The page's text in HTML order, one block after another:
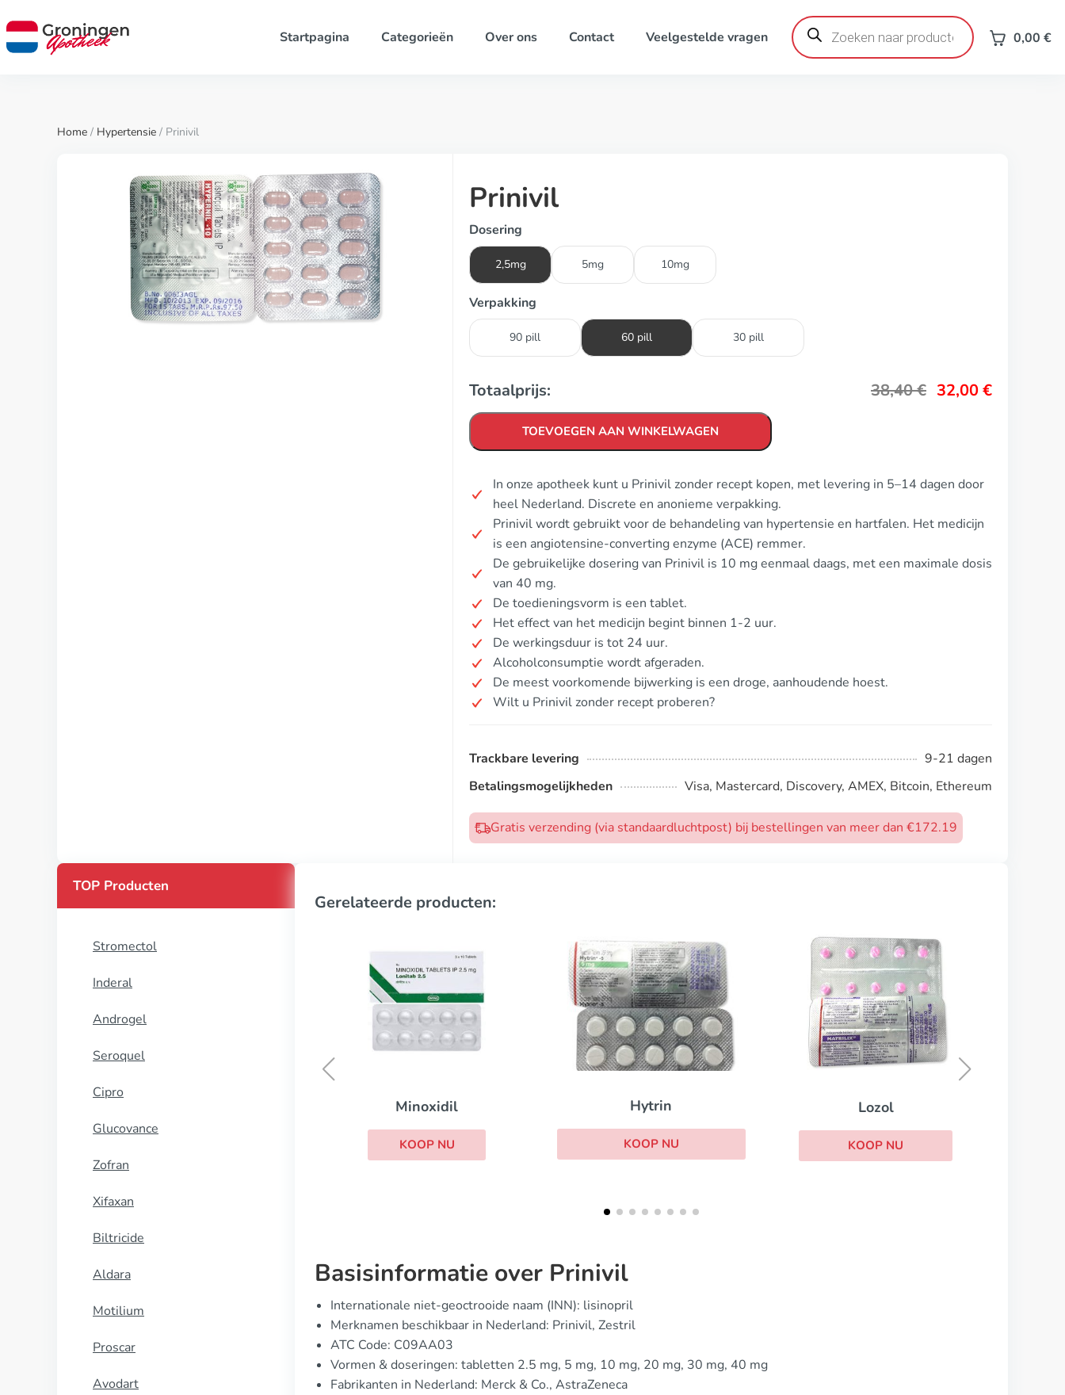
Startpagina Categorieën Over ons Contact Veelgestelde vragen
Producten
zoeken 0,00 €
Home / Hypertensie / Prinivil
Prinivil
Dosering
2,5mg 5mg 10mg
Verpakking
90 pill 60 pill 30 pill
Totaalprijs: 38,40€ 32,00€
TOEVOEGEN AAN WINKELWAGEN
In onze apotheek kunt u Prinivil zonder recept kopen, met levering in 5–14 dagen door
heel Nederland. Discrete en anonieme verpakking.
Prinivil wordt gebruikt voor de behandeling van hypertensie en hartfalen. Het medicijn
is een angiotensine-converting enzyme (ACE) remmer.
De gebruikelijke dosering van Prinivil is 10 mg eenmaal daags, met een maximale dosis
van 40 mg.
De toedieningsvorm is een tablet.
Het effect van het medicijn begint binnen 1-2 uur.
De werkingsduur is tot 24 uur.
Alcoholconsumptie wordt afgeraden.
De meest voorkomende bijwerking is een droge, aanhoudende hoest.
Wilt u Prinivil zonder recept proberen?
Trackbare levering
9-21 dagen
Betalingsmogelijkheden
Visa, Mastercard, Discovery, AMEX, Bitcoin, Ethereum
Gratis verzending (via standaardluchtpost) bij bestellingen van meer dan €172.19
TOP Producten
Stromectol
Inderal
Androgel
Seroquel
Cipro
Glucovance
Zofran
Xifaxan
Biltricide
Aldara
Motilium
Proscar
Avodart
Gerelateerde producten:
Hytrin
KOOP NU
Lozol
KOOP NU
Renitec
Basisinformatie over Prinivil
Internationale niet-geoctrooide naam (INN): lisinopril
Merknamen beschikbaar in Nederland: Prinivil, Zestril
ATC Code: C09AA03
Vormen & doseringen: tabletten 2.5 mg, 5 mg, 10 mg, 20 mg, 30 mg, 40 mg
Fabrikanten in Nederland: Merck & Co., AstraZeneca